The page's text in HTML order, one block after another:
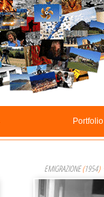
Portfolio
EMIGRAZIONE(1954)